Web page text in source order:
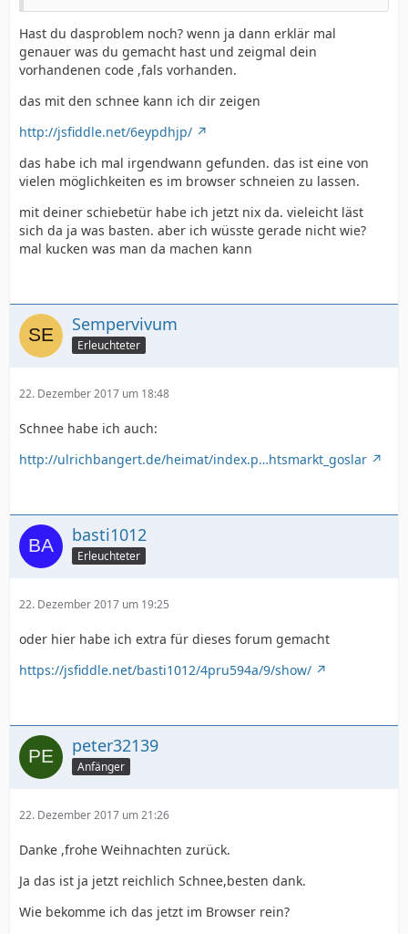
Hast du dasproblem noch? wenn ja dann erklär mal
genauer was du gemacht hast und zeigmal dein
vorhandenen code ,fals vorhanden.
das mit den schnee kann ich dir zeigen
http://jsfiddle.net/6eypdhjp/
das habe ich mal irgendwann gefunden. das ist eine von
vielen möglichkeiten es im browser schneien zu lassen.
mit deiner schiebetür habe ich jetzt nix da. vieleicht läst
sich da ja was basten. aber ich wüsste gerade nicht wie?
mal kucken was man da machen kann
Sempervivum
Erleuchteter
22. Dezember 2017 um 18:48
Schnee habe ich auch:
http://ulrichbangert.de/heimat/index.p…htsmarkt_goslar
basti1012
Erleuchteter
22. Dezember 2017 um 19:25
oder hier habe ich extra für dieses forum gemacht
https://jsfiddle.net/basti1012/4pru594a/9/show/
peter32139
Anfänger
22. Dezember 2017 um 21:26
Danke ,frohe Weihnachten zurück.
Ja das ist ja jetzt reichlich Schnee,besten dank.
Wie bekomme ich das jetzt im Browser rein?